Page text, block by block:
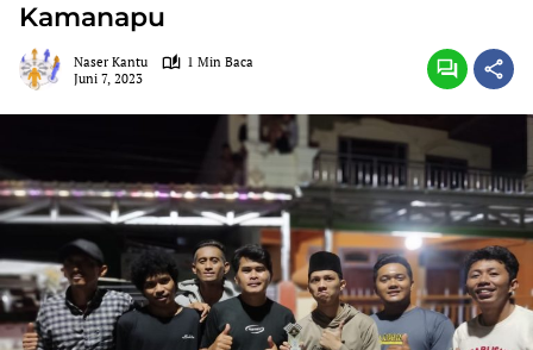
Kamanapu
Naser Kantu
1 Min Baca
Juni 7, 2023